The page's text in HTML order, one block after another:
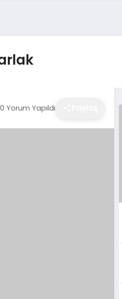
0 Yorum Yapıldı